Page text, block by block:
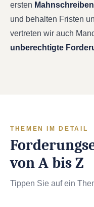
ersten Mahnschreiben
und behalten Fristen
vertreten wir auch
unberechtigte
THEMEN IM DETAIL
von A bis Z
Tippen Sie auf ein